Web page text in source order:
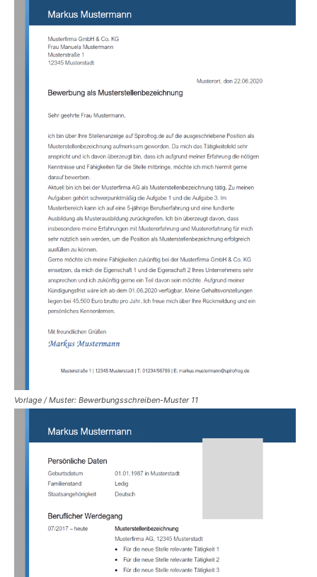
Vorlage / Muster: Bewerbungsschreiben-Muster 11